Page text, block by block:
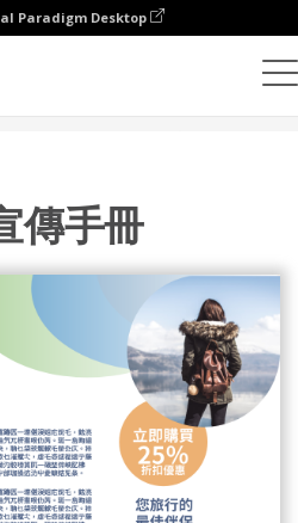
Paradigm Desktop
傳手冊